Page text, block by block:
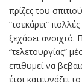
πρίζες του
“τσεκάρει”
ξεχάσει ανοιχτό.
“τελετουργίας”
επιθυμεί να
έτσι κατευνάζει